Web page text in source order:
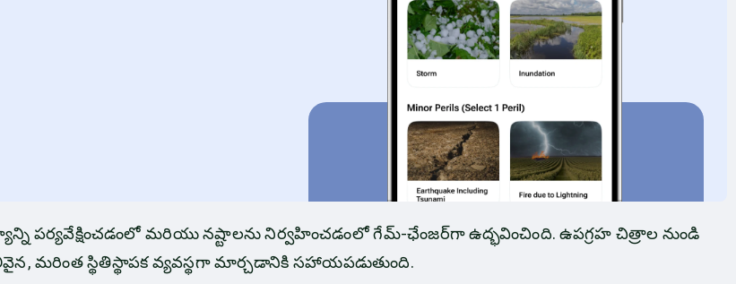
పర్యవేక్షించడంలో మరియు నష్టాలను నిర్వహించడంలో గేమ్-ఛేంజర్‌గా ఉద్భవించింది. ఉపగ్రహ చిత్రాల నుండి
మరింత స్థితిస్థాపక వ్యవస్థగా మార్చడానికి సహాయపడుతుంది.